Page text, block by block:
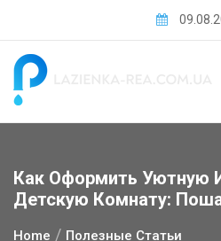
content
Как Оформить Уютную
Детскую Комнату:
Home Полезные Статьи